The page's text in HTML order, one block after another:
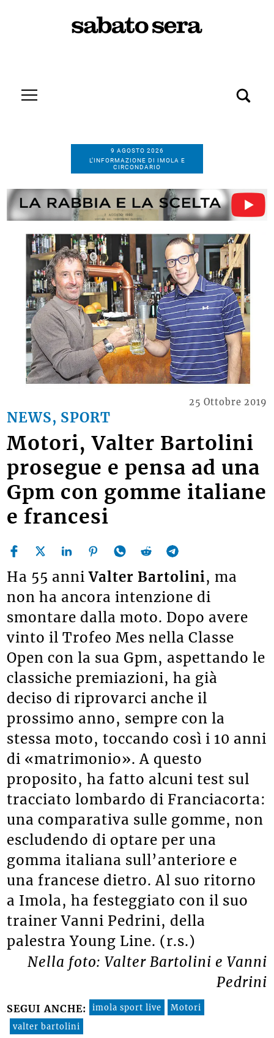
9 AGOSTO 2026
L’INFORMAZIONE DI IMOLA E
CIRCONDARIO
NEWS, SPORT
25 Ottobre 2019
Motori, Valter Bartolini
prosegue e pensa ad una
Gpm con gomme italiane
e francesi
Ha 55 anniValter Bartolini, ma
non ha ancora intenzione di
smontare dalla moto. Dopo avere
vinto il Trofeo Mes nella Classe
Open con la sua Gpm, aspettando le
classiche premiazioni, ha già
deciso di riprovarci anche il
prossimo anno, sempre con la
stessa moto, toccando così i 10 anni
di «matrimonio». A questo
proposito, ha fatto alcuni test sul
tracciato lombardo di Franciacorta:
una comparativa sulle gomme, non
escludendo di optare per una
gomma italiana sull’anteriore e
una francese dietro. Al suo ritorno
a Imola, ha festeggiato con il suo
trainer Vanni Pedrini, della
palestra Young Line. (r.s.)
Nella foto: Valter Bartolini e Vanni
Pedrini
SEGUI ANCHE: imola sport live
Motori
valter bartolini